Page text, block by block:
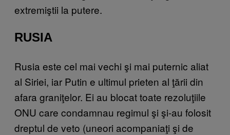
extremiştii la putere.
RUSIA
Rusia este cel mai vechi şi mai puternic aliat
al Siriei, iar Putin e ultimul prieten al ţării din
afara graniţelor. Ei au blocat toate rezoluţiile
ONU care condamnau regimul şi şi-au folosit
dreptul de veto (uneori acompaniaţi şi de